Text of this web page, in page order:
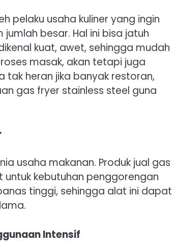
pelaku usaha kuliner yang ingin
besar. Hal ini bisa jatuh
kuat, awet, sehingga mudah
masak, akan tetapi juga
tak heran jika banyak restoran,
gas fryer stainless steel guna
usaha makanan. Produk jual gas
kebutuhan penggorengan
tinggi, sehingga alat ini dapat
Intensif